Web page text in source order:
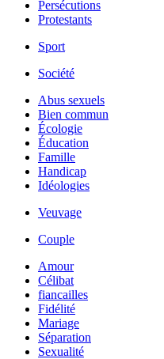
Persécutions
Protestants
Sport
Société
Abus sexuels
Bien commun
Écologie
Éducation
Famille
Handicap
Idéologies
Veuvage
Couple
Amour
Célibat
fiancailles
Fidélité
Mariage
Séparation
Sexualité